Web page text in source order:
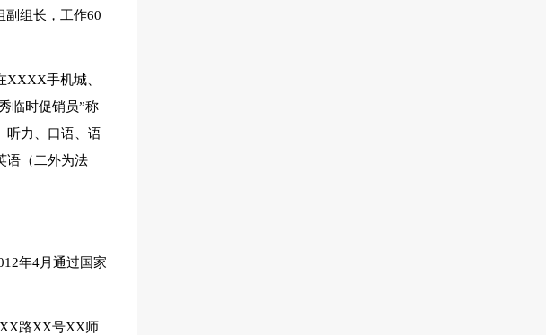
副组长，工作60
XXXX手机城、
临时促销员”称
听力、口语、语
语（二外为法
年4月通过国家
路XX号XX师